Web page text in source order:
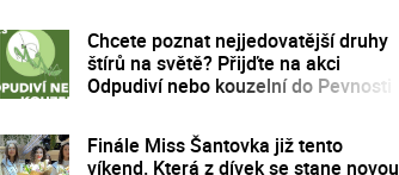
Chcete poznat nejjedovatější druhy
štírů na světě? Přijďte na akci
Odpudiví nebo kouzelní do Pevnosti
Finále Miss Šantovka již tento
víkend. Která z dívek se stane novou